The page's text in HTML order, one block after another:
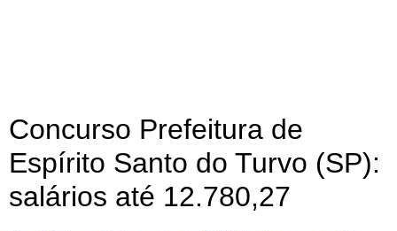
Concurso Prefeitura de
Espírito Santo do Turvo (SP):
salários até 12.780,27